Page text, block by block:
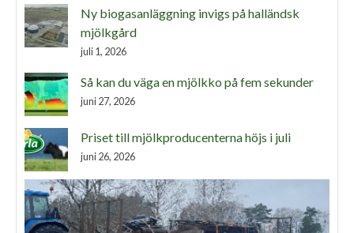
Ny biogasanläggning invigs på halländsk
mjölkgård
juli 1, 2026
Så kan du väga en mjölkko på fem sekunder
juni 27, 2026
Priset till mjölkproducenterna höjs i juli
juni 26, 2026